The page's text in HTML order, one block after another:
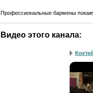
Профессиональные бармены
Видео этого канала: